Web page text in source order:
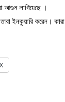
আগুন লাগিয়েছে ।
ইনকুয়ারি করেন।
X